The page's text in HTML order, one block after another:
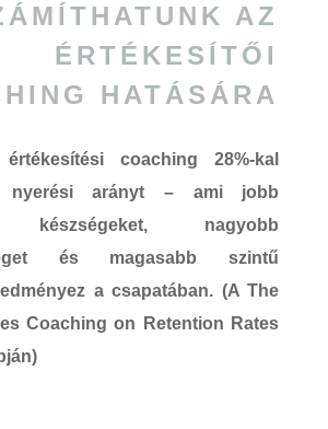
AZ
ÉRTÉKESÍTŐI
HATÁSÁRA
coaching
28%-kal
nyerési arányt – ami jobb
készségeket, nagyobb
és magasabb szintű
a csapatában. (A The
Coaching on Retention Rates